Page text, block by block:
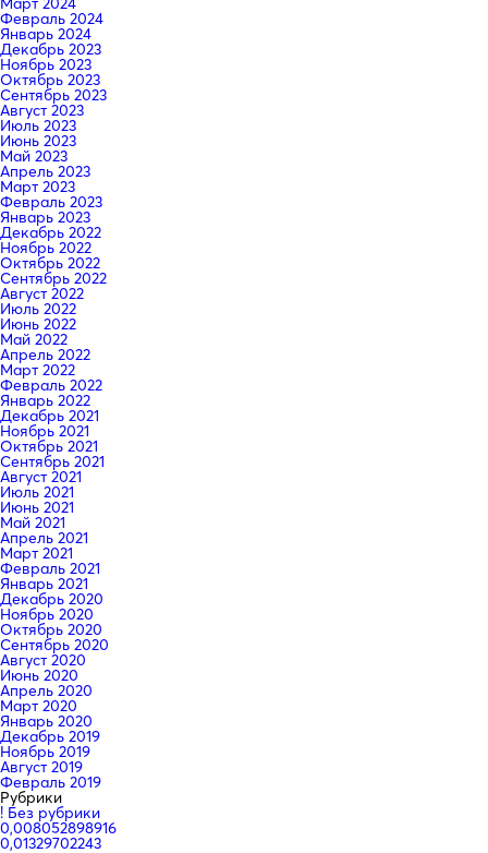
Февраль 2024
Январь 2024
Декабрь 2023
Ноябрь 2023
Октябрь 2023
Сентябрь 2023
Август 2023
Июль 2023
Июнь 2023
Май 2023
Апрель 2023
Март 2023
Февраль 2023
Январь 2023
Декабрь 2022
Ноябрь 2022
Октябрь 2022
Сентябрь 2022
Август 2022
Июль 2022
Июнь 2022
Май 2022
Апрель 2022
Март 2022
Февраль 2022
Январь 2022
Декабрь 2021
Ноябрь 2021
Октябрь 2021
Сентябрь 2021
Август 2021
Июль 2021
Июнь 2021
Май 2021
Апрель 2021
Март 2021
Февраль 2021
Январь 2021
Декабрь 2020
Ноябрь 2020
Октябрь 2020
Сентябрь 2020
Август 2020
Июнь 2020
Апрель 2020
Март 2020
Январь 2020
Декабрь 2019
Ноябрь 2019
Август 2019
Февраль 2019
Рубрики
! Без рубрики
0,008052898916
0,01329702243